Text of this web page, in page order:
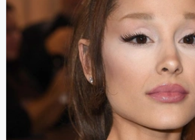
Актриса из «Человека-
пути домой» умерла в 82
2